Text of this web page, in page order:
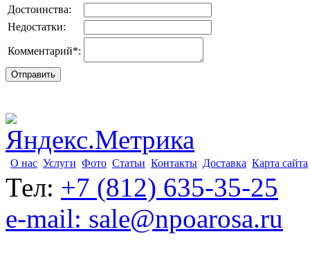
Достоинства:
Недостатки:
Комментарий*:
О нас Услуги Фото Статьи Контакты Доставка Карта сайта
Тел: +7 (812) 635-35-25
e-mail: sale@npoarosa.ru